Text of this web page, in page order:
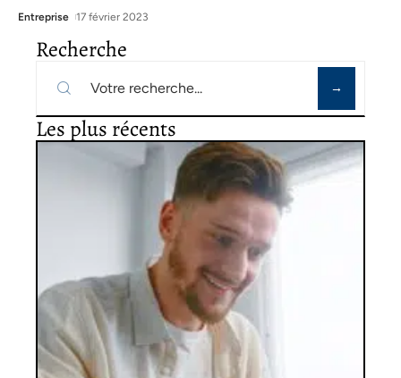
Entreprise 17 février 2023
Recherche
Les plus récents